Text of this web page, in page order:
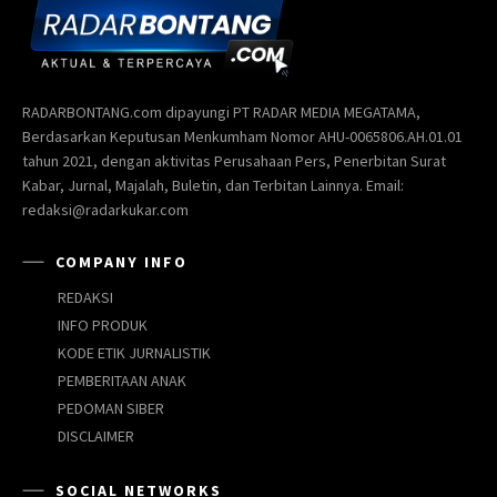
RADARBONTANG.com dipayungi PT RADAR MEDIA MEGATAMA,
Berdasarkan Keputusan Menkumham Nomor AHU-0065806.AH.01.01
tahun 2021, dengan aktivitas Perusahaan Pers, Penerbitan Surat
Kabar, Jurnal, Majalah, Buletin, dan Terbitan Lainnya. Email:
redaksi@radarkukar.com
COMPANY INFO
REDAKSI
INFO PRODUK
KODE ETIK JURNALISTIK
PEMBERITAAN ANAK
PEDOMAN SIBER
DISCLAIMER
SOCIAL NETWORKS